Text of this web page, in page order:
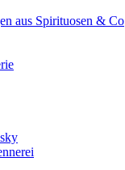
aus Spirituosen & Co